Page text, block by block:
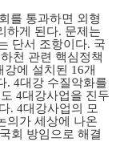
를 통과하면 외형
하게 된다. 문제는
단서 조항이다. 국
천 관련 핵심정책
에 설치된 16개
. 4대강 수질악화를
4대강사업을 진두
. 4대강사업의 모
의가 세상에 나온
회 방임으로 해결